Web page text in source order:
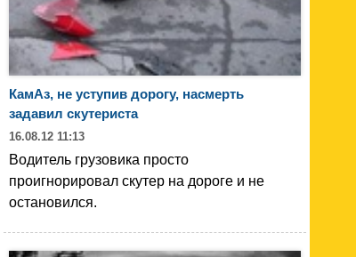
КамАз, не уступив дорогу, насмерть
задавил скутериста
16.08.12 11:13
Водитель грузовика просто
проигнорировал скутер на дороге и не
остановился.